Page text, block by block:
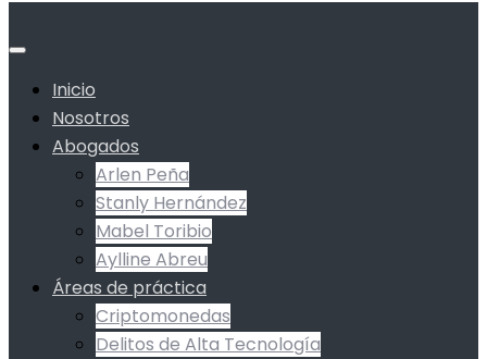
Inicio
Nosotros
Abogados
Arlen Peña
Stanly Hernández
Mabel Toribio
Aylline Abreu
Áreas de práctica
Criptomonedas
Delitos de Alta Tecnología